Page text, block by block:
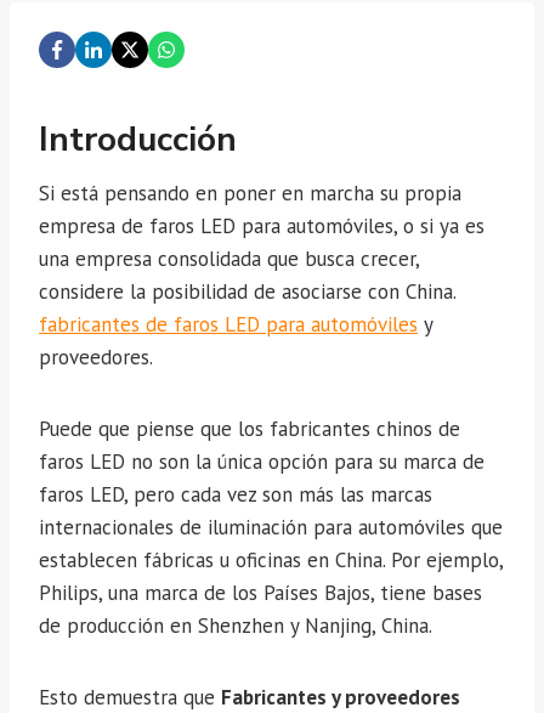
Introducción
Si está pensando en poner en marcha su propia
empresa de faros LED para automóviles, o si ya es
una empresa consolidada que busca crecer,
considere la posibilidad de asociarse con China.
fabricantes de faros LED para automóviles y
proveedores.
Puede que piense que los fabricantes chinos de
faros LED no son la única opción para su marca de
faros LED, pero cada vez son más las marcas
internacionales de iluminación para automóviles que
establecen fábricas u oficinas en China. Por ejemplo,
Philips, una marca de los Países Bajos, tiene bases
de producción en Shenzhen y Nanjing, China.
Esto demuestra que Fabricantes y proveedores